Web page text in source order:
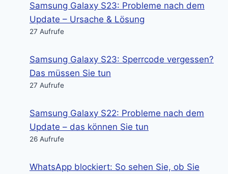
Samsung Galaxy S23: Probleme nach dem
Update – Ursache & Lösung
27 Aufrufe
Samsung Galaxy S23: Sperrcode vergessen?
Das müssen Sie tun
27 Aufrufe
Samsung Galaxy S22: Probleme nach dem
Update – das können Sie tun
26 Aufrufe
WhatsApp blockiert: So sehen Sie, ob Sie